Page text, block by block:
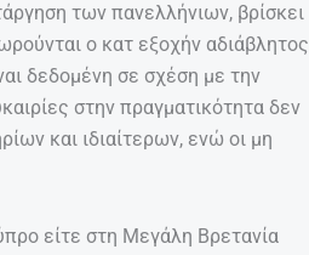
των πανελλήνιων, βρίσκει
ο κατ εξοχήν αδιάβλητος
δεδομένη σε σχέση με την
στην πραγματικότητα δεν
και ιδιαίτερων, ενώ οι μη
είτε στη Μεγάλη Βρετανία